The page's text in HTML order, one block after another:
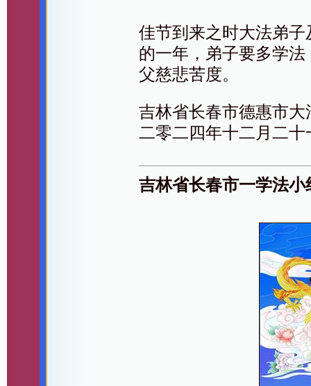
佳节到来之时大法弟
的一年，弟子要多学
父慈悲苦度。
吉林省长春市德惠市大
二零二四年十二月二十
吉林省长春市一学法